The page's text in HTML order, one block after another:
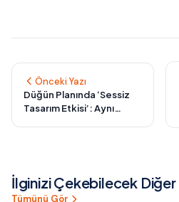
Önceki Yazı
Düğün Planında ‘Sessiz
Tasarım Etkisi’: Aynı
İlginizi Çekebilecek Diğer
Tümünü Gör